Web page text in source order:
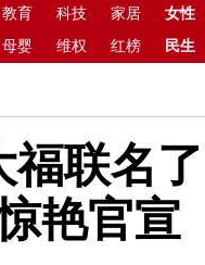
教育 科技 家居
女性
母婴 维权 红榜 民生
福联名
艳官宣